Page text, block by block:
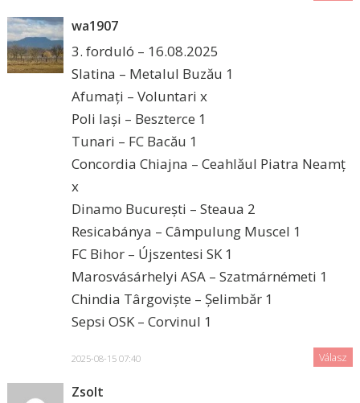
wa1907
3. forduló – 16.08.2025
Slatina – Metalul Buzău 1
Afumați – Voluntari x
Poli Iași – Beszterce 1
Tunari – FC Bacău 1
Concordia Chiajna – Ceahlăul Piatra Neamț
x
Dinamo București – Steaua 2
Resicabánya – Câmpulung Muscel 1
FC Bihor – Újszentesi SK 1
Marosvásárhelyi ASA – Szatmárnémeti 1
Chindia Târgoviște – Șelimbăr 1
Sepsi OSK – Corvinul 1
2025-08-15 07:40 Válasz
Zsolt